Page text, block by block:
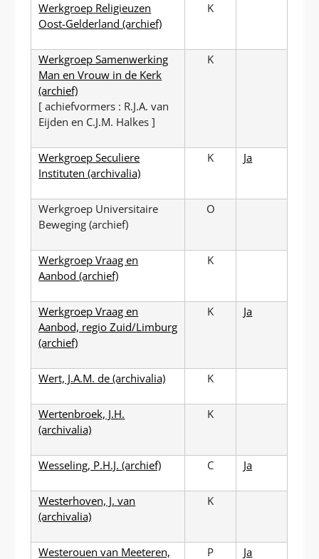
Werkgroep Religieuzen
Oost-Gelderland (archief)
K
Werkgroep Samenwerking
Man en Vrouw in de Kerk
(archief)
[ achiefvormers : R.J.A. van
Eijden en C.J.M. Halkes ]
K
Werkgroep Seculiere
Instituten (archivalia)
K Ja
Werkgroep Universitaire
Beweging (archief)
O
Werkgroep Vraag en
Aanbod (archief)
K
Werkgroep Vraag en
Aanbod, regio Zuid/Limburg
(archief)
K Ja
Wert, J.A.M. de (archivalia) K
Wertenbroek, J.H.
(archivalia)
K
Wesseling, P.H.J. (archief) C Ja
Westerhoven, J. van
(archivalia)
K
Westerouen van Meeteren,
P Ja